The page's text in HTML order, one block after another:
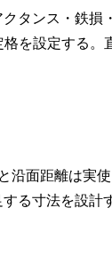
タンス・鉄損
格を設定する。
沿面距離は実使
る寸法を設計